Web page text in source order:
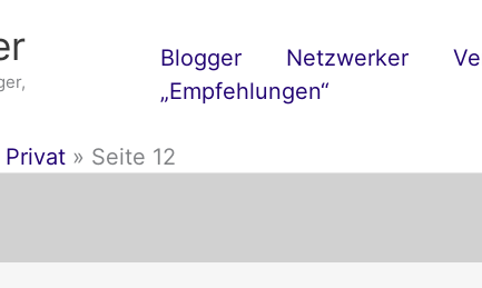
Blogger Netzwerker
„Empfehlungen“
Privat Seite 12